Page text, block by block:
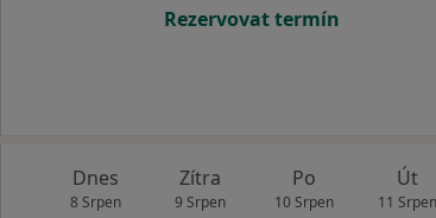
Rezervovat termín
Dnes
8 Srpen
Zítra
9 Srpen
Po
10 Srpen
Út
11 Srpen